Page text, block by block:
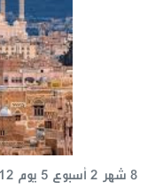
8 شهر 2 أسبوع 5 يوم 12 س 6 د